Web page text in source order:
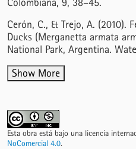
Cerón, C., & Trejo, A. (2010).
Ducks (Merganetta armata
National Park, Argentina.
Show More
Esta obra está bajo una licencia
NoComercial 4.0.